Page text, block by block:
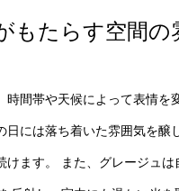
もたらす空間の
時間帯や天候によって表情を
日には落ち着いた雰囲気を醸
けます。 また、グレージュは